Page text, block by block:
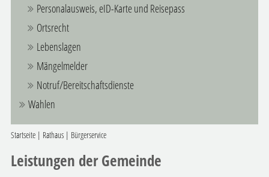
Personalausweis, eID-Karte und Reisepass
Ortsrecht
Lebenslagen
Mängelmelder
Notruf/Bereitschaftsdienste
Wahlen
Startseite| Rathaus| Bürgerservice
Leistungen der Gemeinde